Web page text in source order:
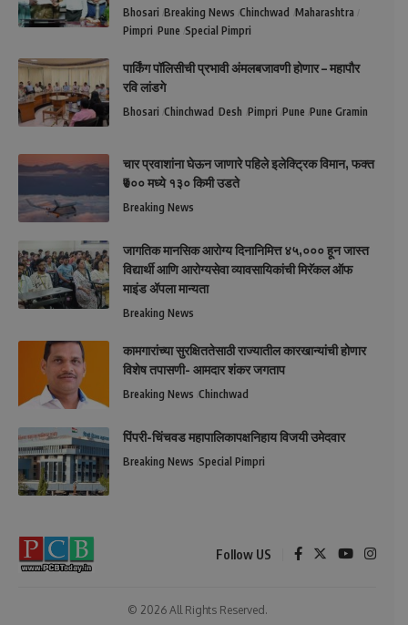
Bhosari Breaking News Chinchwad Maharashtra
Pimpri Pune Special Pimpri
पार्किंग पॉलिसीची प्रभावी अंमलबजावणी होणार – महापौर
रवि लांडगे
Bhosari Chinchwad Desh Pimpri Pune Pune Gramin
चार प्रवाशांना घेऊन जाणारे पहिले इलेक्ट्रिक विमान, फक्त
₹७०० मध्ये १३० किमी उडते
Breaking News
जागतिक मानसिक आरोग्य दिनानिमित्त ४५,००० हून जास्त
विद्यार्थी आणि आरोग्यसेवा व्यावसायिकांची मिरॅकल ऑफ
माइंड ॲपला मान्यता
Breaking News
कामगारांच्या सुरक्षिततेसाठी राज्यातील कारखान्यांची होणार
विशेष तपासणी- आमदार शंकर जगताप
Breaking News Chinchwad
पिंपरी-चिंचवड महापालिकापक्षनिहाय विजयी उमेदवार
Breaking News Special Pimpri
Follow US
© 2026 All Rights Reserved.